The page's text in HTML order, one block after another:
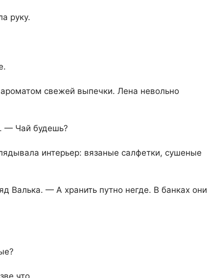
руку.
свежей выпечки. Лена невольно
— Чай будешь?
интерьер: вязаные салфетки, сушеные
Валька. — А хранить путно негде. В банках они